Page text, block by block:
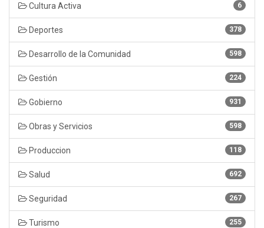
6
Cultura Activa
378
Deportes
598
Desarrollo de la Comunidad
224
Gestión
931
Gobierno
598
Obras y Servicios
118
Produccion
692
Salud
267
Seguridad
255
Turismo